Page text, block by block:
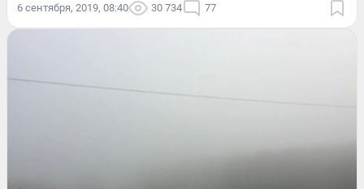
6 сентября, 2019, 08:40 30 734 77